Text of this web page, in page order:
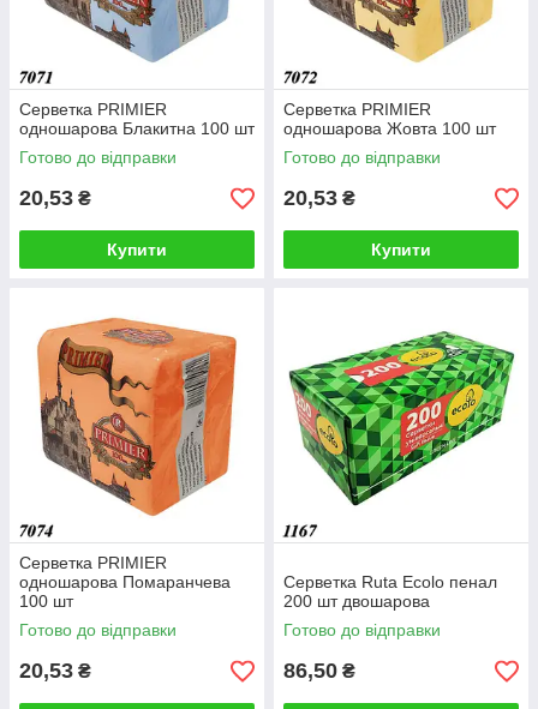
Серветка PRIMIER
одношарова Блакитна 100 шт
Готово до відправки
20,53 ₴
Купити
Серветка PRIMIER
одношарова Жовта 100 шт
Готово до відправки
20,53 ₴
Купити
Серветка PRIMIER
одношарова Помаранчева
100 шт
Готово до відправки
20,53 ₴
Серветка Ruta Ecolo пенал
200 шт двошарова
Готово до відправки
86,50 ₴